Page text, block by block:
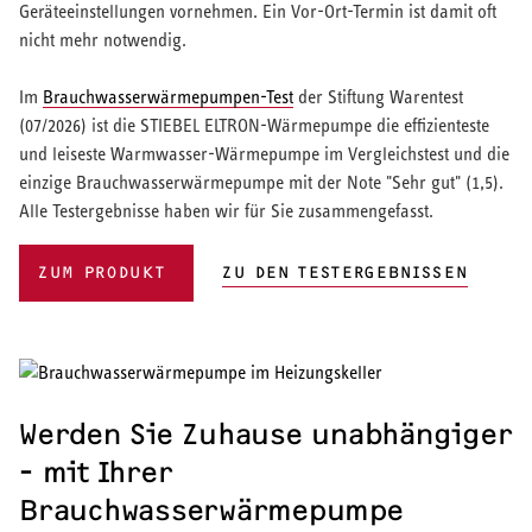
Geräteeinstellungen vornehmen. Ein Vor-Ort-Termin ist damit oft
nicht mehr notwendig.
Im Brauchwasserwärmepumpen-Test der Stiftung Warentest
(07/2026) ist die STIEBEL ELTRON-Wärmepumpe die effizienteste
und leiseste Warmwasser-Wärmepumpe im Vergleichstest und die
einzige Brauchwasserwärmepumpe mit der Note "Sehr gut" (1,5).
Alle Testergebnisse haben wir für Sie zusammengefasst.
ZUM PRODUKT ZU DEN TESTERGEBNISSEN
Werden Sie Zuhause unabhängiger
- mit Ihrer
Brauchwasserwärmepumpe